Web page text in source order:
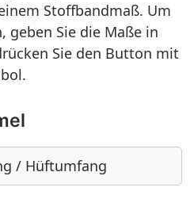
Stoffbandmaß. Um
geben Sie die Maße in
Sie den Button mit
/ Hüftumfang